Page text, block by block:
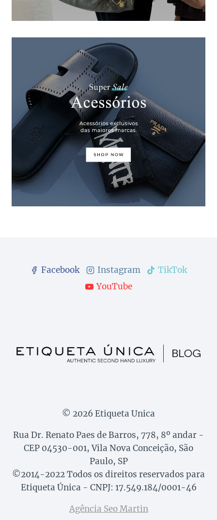
Facebook Instagram
TikTok
YouTube
© 2026 Etiqueta Unica
Rua Dr. Renato Paes de Barros, 778, 8º andar -
CEP 04530-001, Vila Nova Conceição, São
Paulo, SP
©2014-2022 Todos os direitos reservados para
Etiqueta Única - CNPJ: 17.549.184/0001-46
Agência Seo Martin